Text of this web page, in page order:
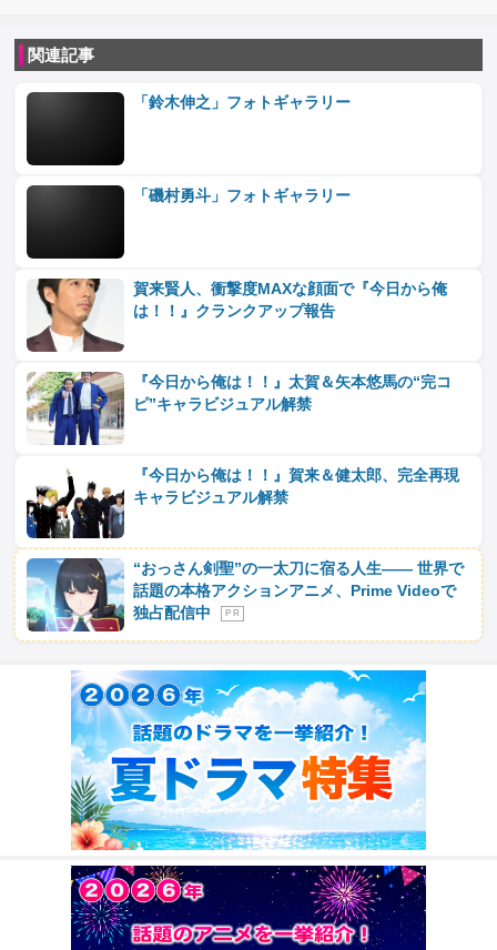
関連記事
「鈴木伸之」フォトギャラリー
「磯村勇斗」フォトギャラリー
賀来賢人、衝撃度MAXな顔面で『今日から俺
は！！』クランクアップ報告
『今日から俺は！！』太賀＆矢本悠馬の“完コ
ピ”キャラビジュアル解禁
『今日から俺は！！』賀来＆健太郎、完全再現
キャラビジュアル解禁
“おっさん剣聖”の一太刀に宿る人生―― 世界で
話題の本格アクションアニメ、Prime Videoで
独占配信中
P R